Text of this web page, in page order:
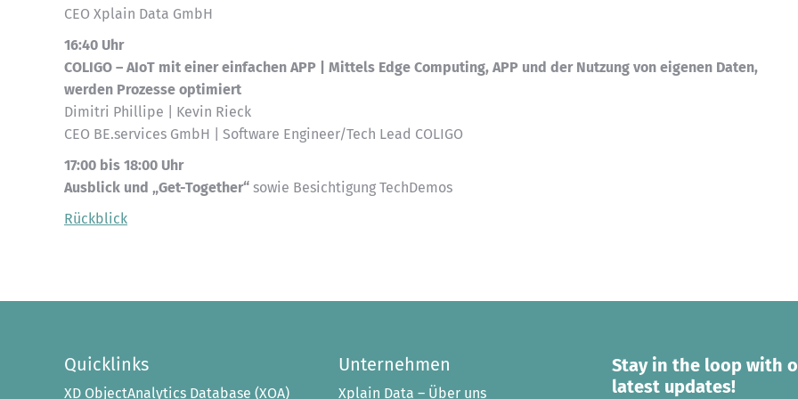
CEO Xplain Data GmbH
16:40 Uhr
COLIGO – AIoT mit einer einfachen APP | Mittels Edge Computing, APP und der Nutzung von eigenen Daten,
werden Prozesse optimiert
Dimitri Phillipe | Kevin Rieck
CEO BE.services GmbH | Software Engineer/Tech Lead COLIGO
17:00 bis 18:00 Uhr
Ausblick und „Get-Together“ sowie Besichtigung TechDemos
Rückblick
Quicklinks
XD ObjectAnalytics Database (XOA)
Unternehmen
Xplain Data – Über uns
Stay in the loop with
latest updates!